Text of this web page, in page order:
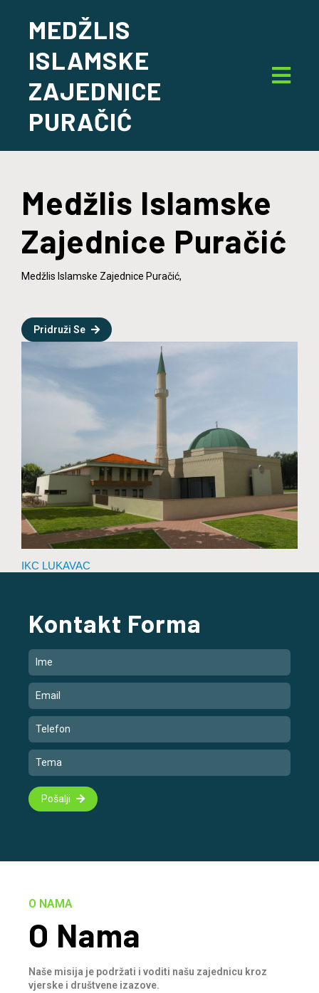
MEDŽLIS
ISLAMSKE
ZAJEDNICE
PURAČIĆ
Medžlis Islamske
Zajednice Puračić
Medžlis Islamske Zajednice Puračić,
Pridruži Se
IKC LUKAVAC
Kontakt Forma
Pošalji
O NAMA
O Nama
Naše misija je podržati i voditi našu zajednicu kroz
vjerske i društvene izazove.